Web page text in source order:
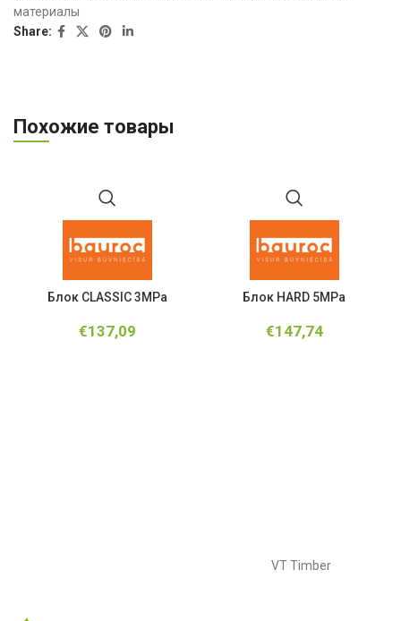
материалы
Share:
Похожие товары
Блок CLASSIC 3MPa
€137,09
Блок HARD 5MPa
€147,74
VT Timber